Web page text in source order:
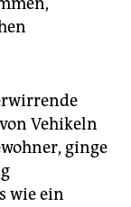
Vehikeln
ginge
wie ein